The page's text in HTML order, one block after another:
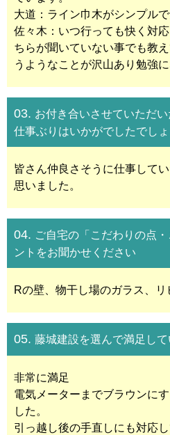
大道：ライン巾木がシンプル
佐々木：いつ行っても快く対
ちらが聞いていない事でも教
うようなことが沢山あり勉強に
03. お付き合いさせていただい
仕事ぶりはいかがでしたでしょ
皆さん仲良さそうに仕事して
思いました。
04. ご自宅の「こだわりの点
ントをお聞かせください
Rの壁、物干し場のガラス、
05. 藤城建設を選んで満足し
非常に満足
電気メーターまでブラウンに
した。
引っ越し後の手直しにも対応